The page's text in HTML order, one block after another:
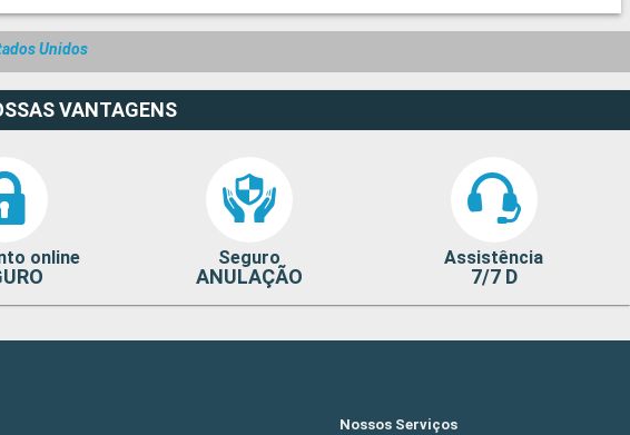
Unidos
VANTAGENS
online Seguro
ANULAÇÃO
Assistência
7/7 D
Nossos Serviços